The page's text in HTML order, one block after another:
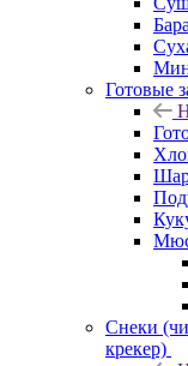
Готовые
Снеки
крекер)